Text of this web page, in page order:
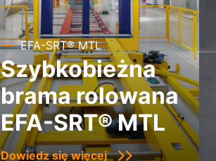
EFA-SRT® MTL
Szybkobieżna
brama rolowana
EFA-SRT® MTL
Dowiedz się więcej